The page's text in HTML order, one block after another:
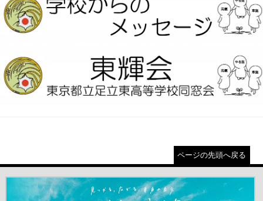
ページの先頭へ戻る
＃だから都立高（別ウインドウが開きます）